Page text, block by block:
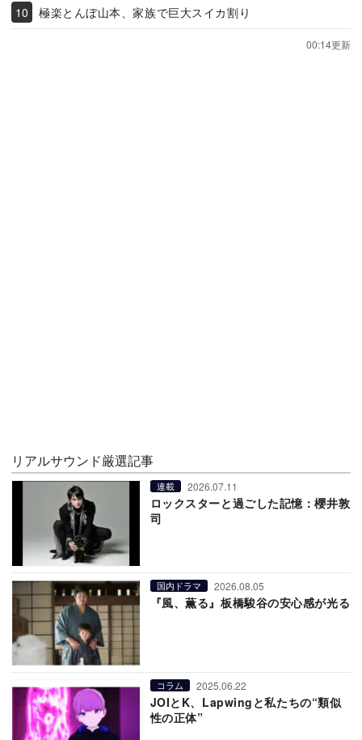
極楽とんぼ山本、家族で巨大スイカ割り
00:14更新
リアルサウンド厳選記事
連載 2026.07.11
ロックスターと過ごした記憶：櫻井敦
司
国内ドラマ 2026.08.05
『風、薫る』板橋駿谷の安心感が光る
コラム 2025.06.22
JOIとK、Lapwingと私たちの“類似
性の正体”